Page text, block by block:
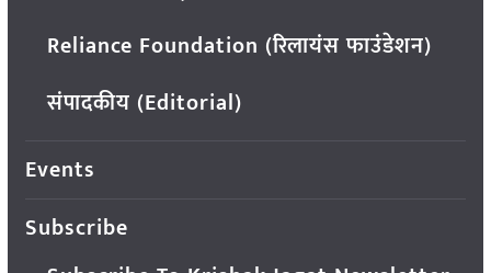
Reliance Foundation (रिलायंस फाउंडेशन)
संपादकीय (Editorial)
Events
Subscribe